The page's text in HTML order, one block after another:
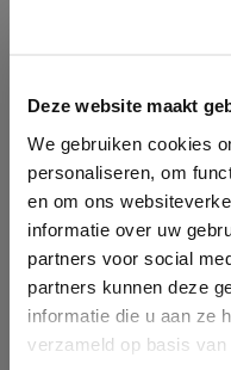
Deze website maakt
We gebruiken cookies
personaliseren, om
en om ons
informatie over uw
partners voor social
partners kunnen deze
informatie die u aan ze
verzameld op basis